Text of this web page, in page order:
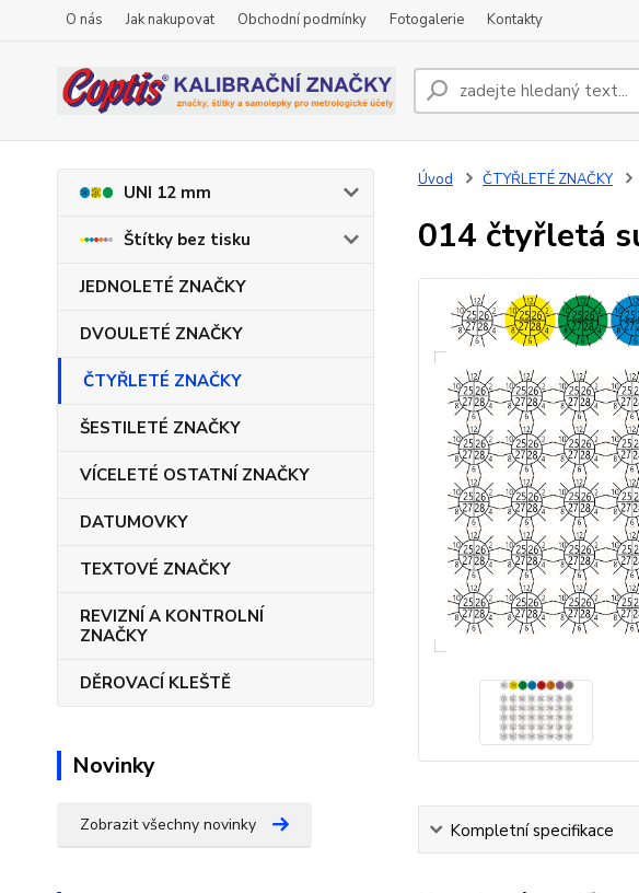
O nás Jak nakupovat Obchodní podmínky Fotogalerie Kontakty
UNI 12 mm
Štítky bez tisku
JEDNOLETÉ ZNAČKY
DVOULETÉ ZNAČKY
ČTYŘLETÉ ZNAČKY
ŠESTILETÉ ZNAČKY
VÍCELETÉ OSTATNÍ ZNAČKY
DATUMOVKY
TEXTOVÉ ZNAČKY
REVIZNÍ A KONTROLNÍ
ZNAČKY
DĚROVACÍ KLEŠTĚ
Novinky
Zobrazit všechny novinky
Úvod ČTYŘLETÉ ZNAČKY
014 čtyřletá
Kompletní specifikace